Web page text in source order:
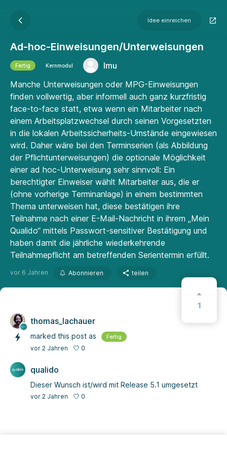
Idee einreichen
Ad-hoc-Einweisungen/Unterweisungen
Fertig Kernmodul
lmu
Manche Unterweisungen oder MPG-Einweisungen
finden vollwertig, aber informell auch ganz kurzfristig
face-to-face statt, etwa wenn ein Mitarbeiter nach
einem Arbeitsplatzwechsel durch seinen Vorgesetzten
in die lokalen Arbeitssicherheits-Umstände eingewiesen
wird. Daher wäre bei den Terminserien (als Abbildung
der Pflichtunterweisungen) die optionale Möglichkeit
einer ad hoc-Unterweisung sehr sinnvoll: Ein
berechtigter Einweiser wählt Mitarbeiter aus, die er
(ohne vorherige Terminanlage) in einem bestimmten
Thema unterweisen hat, diese bestätigen ihre
Teilnahme nach einer E-Mail-Nachricht in ihrem „Mein
Qualido“ mittels Passwort-sensitiver Bestätigung und
haben damit die jährliche wiederkehrende
Teilnahmepflicht am betreffenden Serientermin erfüllt.
vor 6 Jahren Abonnieren teilen
1
thomas_lachauer
marked this post as Fertig
vor 2 Jahren 0
qualido
Dieser Wunsch ist/wird mit Release 5.1 umgesetzt
vor 2 Jahren 0